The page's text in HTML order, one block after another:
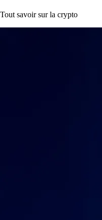
Tout savoir sur la crypto